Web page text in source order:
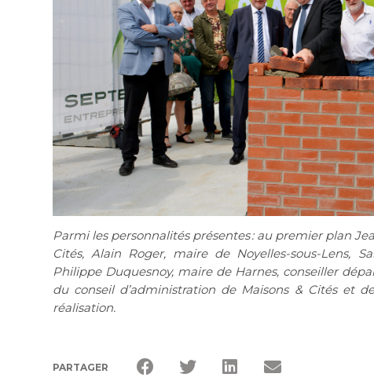
Parmi les personnalités présentes:au premier plan
Cités, Alain Roger, maire de Noyelles-sous-Lens,
PhilippeDuquesnoy,maire de Harnes, conseiller
du conseil d’administration de Maisons & Cités et
réalisation.
PARTAGER